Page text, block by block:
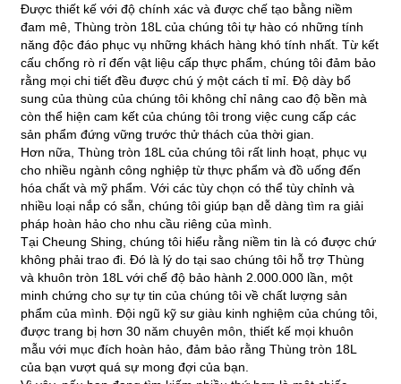
Được thiết kế với độ chính xác và được chế tạo bằng niềm
đam mê, Thùng tròn 18L của chúng tôi tự hào có những tính
năng độc đáo phục vụ những khách hàng khó tính nhất. Từ kết
cấu chống rò rỉ đến vật liệu cấp thực phẩm, chúng tôi đảm bảo
rằng mọi chi tiết đều được chú ý một cách tỉ mỉ. Độ dày bổ
sung của thùng của chúng tôi không chỉ nâng cao độ bền mà
còn thể hiện cam kết của chúng tôi trong việc cung cấp các
sản phẩm đứng vững trước thử thách của thời gian.
Hơn nữa, Thùng tròn 18L của chúng tôi rất linh hoạt, phục vụ
cho nhiều ngành công nghiệp từ thực phẩm và đồ uống đến
hóa chất và mỹ phẩm. Với các tùy chọn có thể tùy chỉnh và
nhiều loại nắp có sẵn, chúng tôi giúp bạn dễ dàng tìm ra giải
pháp hoàn hảo cho nhu cầu riêng của mình.
Tại Cheung Shing, chúng tôi hiểu rằng niềm tin là có được chứ
không phải trao đi. Đó là lý do tại sao chúng tôi hỗ trợ Thùng
và khuôn tròn 18L với chế độ bảo hành 2.000.000 lần, một
minh chứng cho sự tự tin của chúng tôi về chất lượng sản
phẩm của mình. Đội ngũ kỹ sư giàu kinh nghiệm của chúng tôi,
được trang bị hơn 30 năm chuyên môn, thiết kế mọi khuôn
mẫu với mục đích hoàn hảo, đảm bảo rằng Thùng tròn 18L
của bạn vượt quá sự mong đợi của bạn.